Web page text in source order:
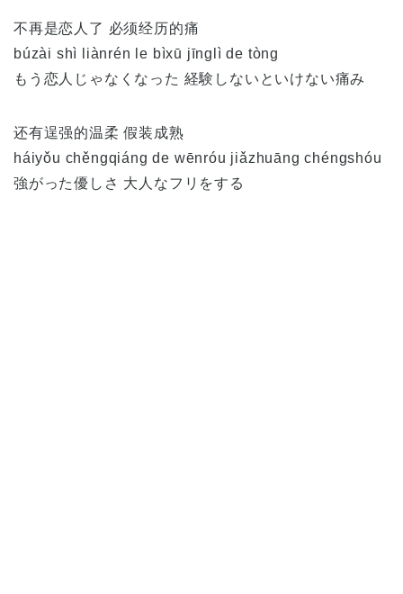
不再是恋人了 必须经历的痛
búzài shì liànrén le bìxū jīnglì de tòng
もう恋人じゃなくなった 経験しないといけない痛み
还有逞强的温柔 假装成熟
háiyǒu chěngqiáng de wēnróu jiǎzhuāng chéngshóu
強がった優しさ 大人なフリをする